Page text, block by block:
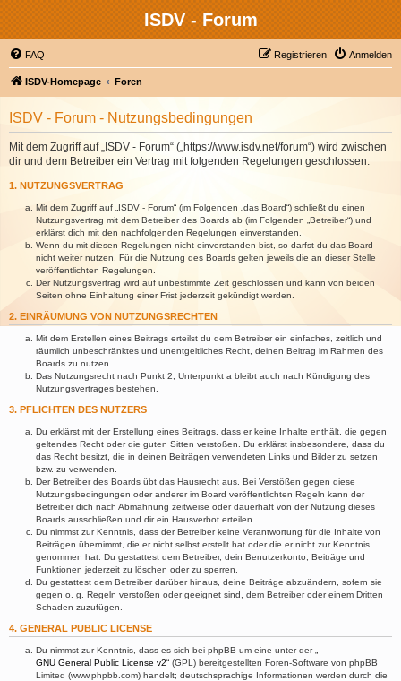
ISDV - Forum
FAQ Anmelden
Registrieren
ISDV-Homepage Foren
ISDV - Forum - Nutzungsbedingungen
Mit dem Zugriff auf „ISDV - Forum“ („https://www.isdv.net/forum“) wird zwischen
dir und dem Betreiber ein Vertrag mit folgenden Regelungen geschlossen:
1. NUTZUNGSVERTRAG
Mit dem Zugriff auf „ISDV - Forum“ (im Folgenden „das Board“) schließt du einen
Nutzungsvertrag mit dem Betreiber des Boards ab (im Folgenden „Betreiber“) und
erklärst dich mit den nachfolgenden Regelungen einverstanden.
Wenn du mit diesen Regelungen nicht einverstanden bist, so darfst du das Board
nicht weiter nutzen. Für die Nutzung des Boards gelten jeweils die an dieser Stelle
veröffentlichten Regelungen.
Der Nutzungsvertrag wird auf unbestimmte Zeit geschlossen und kann von beiden
Seiten ohne Einhaltung einer Frist jederzeit gekündigt werden.
2. EINRÄUMUNG VON NUTZUNGSRECHTEN
Mit dem Erstellen eines Beitrags erteilst du dem Betreiber ein einfaches, zeitlich und
räumlich unbeschränktes und unentgeltliches Recht, deinen Beitrag im Rahmen des
Boards zu nutzen.
Das Nutzungsrecht nach Punkt 2, Unterpunkt a bleibt auch nach Kündigung des
Nutzungsvertrages bestehen.
3. PFLICHTEN DES NUTZERS
Du erklärst mit der Erstellung eines Beitrags, dass er keine Inhalte enthält, die gegen
geltendes Recht oder die guten Sitten verstoßen. Du erklärst insbesondere, dass du
das Recht besitzt, die in deinen Beiträgen verwendeten Links und Bilder zu setzen
bzw. zu verwenden.
Der Betreiber des Boards übt das Hausrecht aus. Bei Verstößen gegen diese
Nutzungsbedingungen oder anderer im Board veröffentlichten Regeln kann der
Betreiber dich nach Abmahnung zeitweise oder dauerhaft von der Nutzung dieses
Boards ausschließen und dir ein Hausverbot erteilen.
Du nimmst zur Kenntnis, dass der Betreiber keine Verantwortung für die Inhalte von
Beiträgen übernimmt, die er nicht selbst erstellt hat oder die er nicht zur Kenntnis
genommen hat. Du gestattest dem Betreiber, dein Benutzerkonto, Beiträge und
Funktionen jederzeit zu löschen oder zu sperren.
Du gestattest dem Betreiber darüber hinaus, deine Beiträge abzuändern, sofern sie
gegen o. g. Regeln verstoßen oder geeignet sind, dem Betreiber oder einem Dritten
Schaden zuzufügen.
4. GENERAL PUBLIC LICENSE
Du nimmst zur Kenntnis, dass es sich bei phpBB um eine unter der „
GNU General Public License v2“ (GPL) bereitgestellten Foren-Software von phpBB
Limited (www.phpbb.com) handelt; deutschsprachige Informationen werden durch die